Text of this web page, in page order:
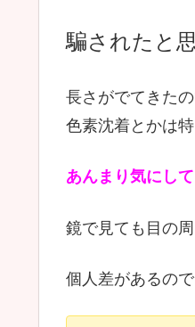
騙されたと
長さがでてきた
色素沈着とかは特
あんまり気にし
鏡で見ても目の
個人差があるの